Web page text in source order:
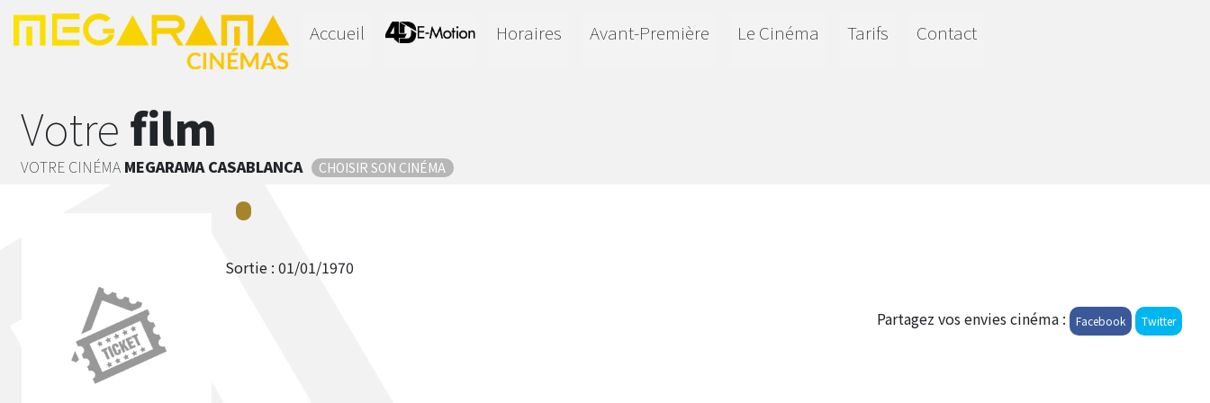
Accueil Horaires Avant-Première Le Cinéma Tarifs Contact
Votre film
VOTRE CINÉMA MEGARAMACASABLANCA CHOISIR SON CINÉMA
Sortie : 01/01/1970
Partagez vos envies cinéma : Facebook Twitter